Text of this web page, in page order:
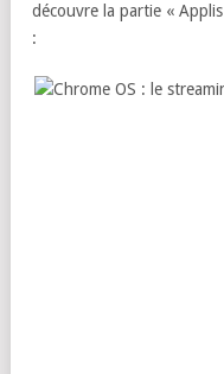
découvre la partie «
: